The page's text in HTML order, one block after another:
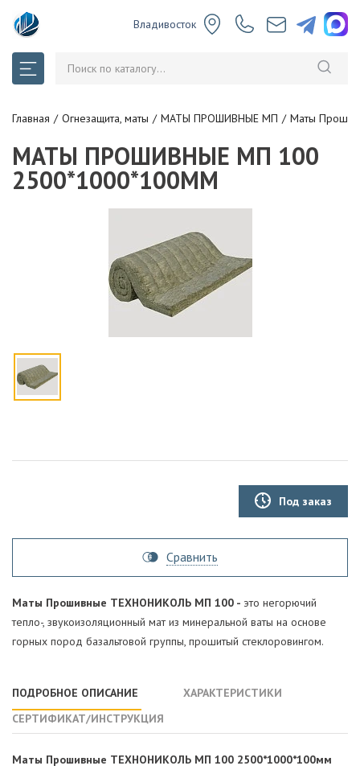
Владивосток
Главная Огнезащита, маты МАТЫ ПРОШИВНЫЕ МП Маты
МАТЫ ПРОШИВНЫЕ МП 100
2500*1000*100ММ
Под заказ
Сравнить
Маты Прошивные ТЕХНОНИКОЛЬ МП 100 - это негорючий
тепло-, звукоизоляционный мат из минеральной ваты на основе
горных пород базальтовой группы, прошитый стеклоровингом.
ПОДРОБНОЕ ОПИСАНИЕ
ХАРАКТЕРИСТИКИ
СЕРТИФИКАТ/ИНСТРУКЦИЯ
Маты Прошивные ТЕХНОНИКОЛЬ МП 100 2500*1000*100мм